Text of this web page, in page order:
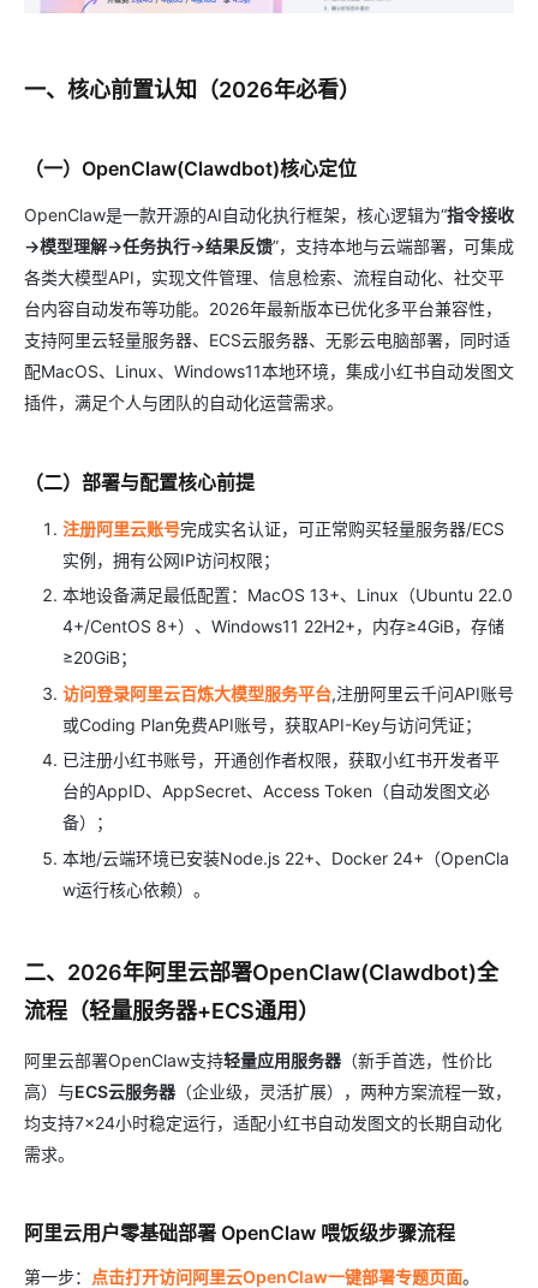
一、核心前置认知（2026年必看）
（一）OpenClaw(Clawdbot)核心定位
OpenClaw是一款开源的AI自动化执行框架，核心逻辑为“指令接收
→模型理解→任务执行→结果反馈”，支持本地与云端部署，可集成
各类大模型API，实现文件管理、信息检索、流程自动化、社交平
台内容自动发布等功能。2026年最新版本已优化多平台兼容性，
支持阿里云轻量服务器、ECS云服务器、无影云电脑部署，同时适
配MacOS、Linux、Windows11本地环境，集成小红书自动发图文
插件，满足个人与团队的自动化运营需求。
（二）部署与配置核心前提
注册阿里云账号完成实名认证，可正常购买轻量服务器/ECS
实例，拥有公网IP访问权限；
本地设备满足最低配置：MacOS 13+、Linux（Ubuntu 22.0
4+/CentOS 8+）、Windows11 22H2+，内存≥4GiB，存储
≥20GiB；
访问登录阿里云百炼大模型服务平台,注册阿里云千问API账号
或Coding Plan免费API账号，获取API-Key与访问凭证；
已注册小红书账号，开通创作者权限，获取小红书开发者平
台的AppID、AppSecret、Access Token（自动发图文必
备）；
本地/云端环境已安装Node.js 22+、Docker 24+（OpenCla
w运行核心依赖）。
二、2026年阿里云部署OpenClaw(Clawdbot)全
流程（轻量服务器+ECS通用）
阿里云部署OpenClaw支持轻量应用服务器（新手首选，性价比
高）与ECS云服务器（企业级，灵活扩展），两种方案流程一致，
均支持7×24小时稳定运行，适配小红书自动发图文的长期自动化
需求。
阿里云用户零基础部署 OpenClaw 喂饭级步骤流程
第一步： 点击打开访问阿里云OpenClaw一键部署专题页面。